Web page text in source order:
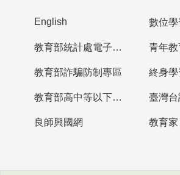
English 數位學
教育部統計處電子書櫃
教育部詐騙防制專區 終身
教育部高中等以下學校及幼兒園教師資格檢定考試
良師興國網
教育家